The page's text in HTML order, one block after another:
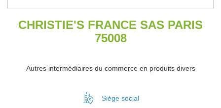
CHRISTIE'S FRANCE SAS PARIS
75008
Autres intermédiaires du commerce en produits divers
Siège social